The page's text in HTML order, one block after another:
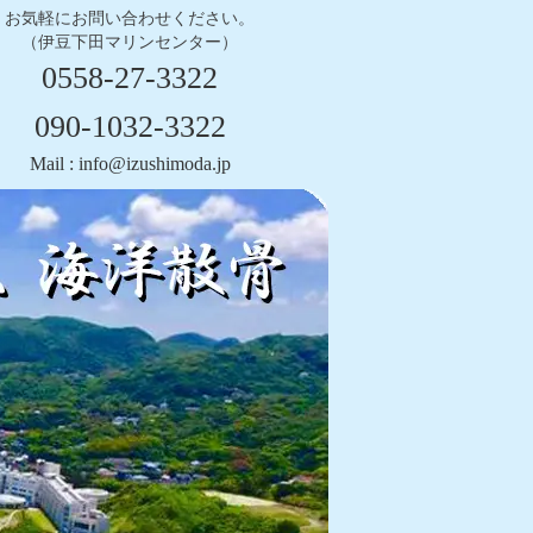
お気軽にお問い合わせください。
（伊豆下田マリンセンター）
0558-27-3322
090-1032-3322
Mail : info@izushimoda.jp